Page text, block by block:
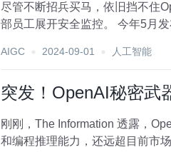
尽管不断招兵买马，依旧挡不住
AIGC 2024-09-01 人工智能
突发！OpenAI秘密武
刚刚，The Information 透露，
和编程推理能力，还远超目前市